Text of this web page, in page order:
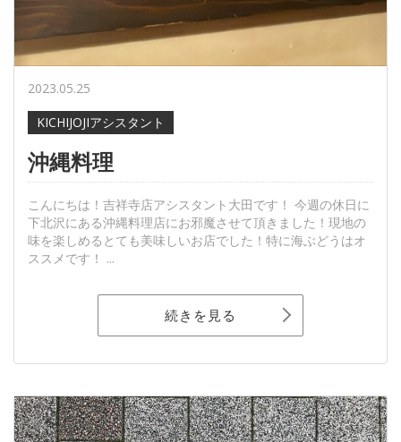
2023.05.25
KICHIJOJIアシスタント
沖縄料理
こんにちは！吉祥寺店アシスタント大田です！ 今週の休日に
下北沢にある沖縄料理店にお邪魔させて頂きました！現地の
味を楽しめるとても美味しいお店でした！特に海ぶどうはオ
ススメです！ ...
続きを見る